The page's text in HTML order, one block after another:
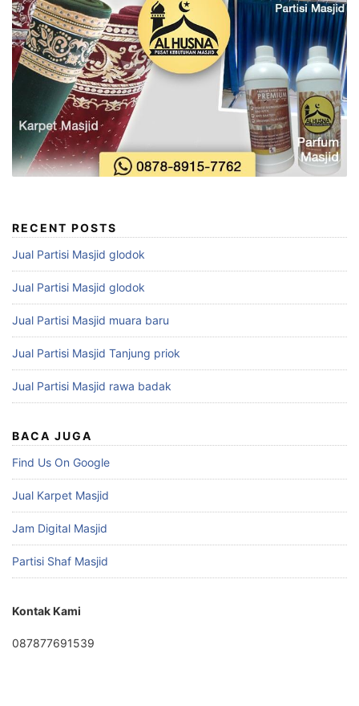
RECENT POSTS
Jual Partisi Masjid glodok
Jual Partisi Masjid glodok
Jual Partisi Masjid muara baru
Jual Partisi Masjid Tanjung priok
Jual Partisi Masjid rawa badak
BACA JUGA
Find Us On Google
Jual Karpet Masjid
Jam Digital Masjid
Partisi Shaf Masjid
Kontak Kami
087877691539